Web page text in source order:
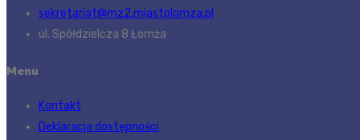
sekretariat@mz2.miastolomza.pl
ul. Spółdzielcza 8 Łomża
Menu
Kontakt
Deklaracja dostępności